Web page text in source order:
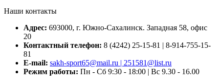
Наши контакты
Адрес: 693000, г. Южно-Сахалинск. Западная 58, офис
20
Контактный телефон: 8 (4242) 25-15-81 | 8-914-755-15-
81
E-mail: sakh-sport65@mail.ru | 251581@list.ru
Режим работы: Пн - Сб 9:30 - 18:00 | Вс 9.30 - 16.00